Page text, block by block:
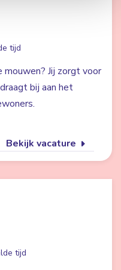
tijd
mouwen? Jij zorgt voor
bij aan het
Bekijk vacature
tijd